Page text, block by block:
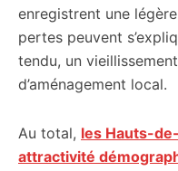
enregistrent une
pertes peuvent
tendu, un
d’aménagement local.
Au total, les Hauts-
attractivité